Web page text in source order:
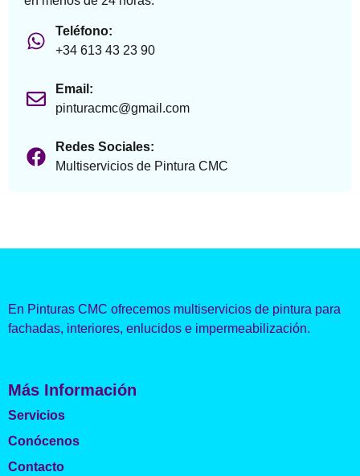
Teléfono:
+34 613 43 23 90
Email:
pinturacmc@gmail.com
Redes Sociales:
Multiservicios de Pintura CMC
En Pinturas CMC ofrecemos multiservicios de pintura para
fachadas, interiores, enlucidos e impermeabilización.
Más Información
Servicios
Conócenos
Contacto